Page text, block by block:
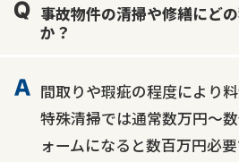
事故物件の清掃や修繕にど
か？
間取りや瑕疵の程度により料
特殊清掃では通常数万円～
ォームになると数百万円必